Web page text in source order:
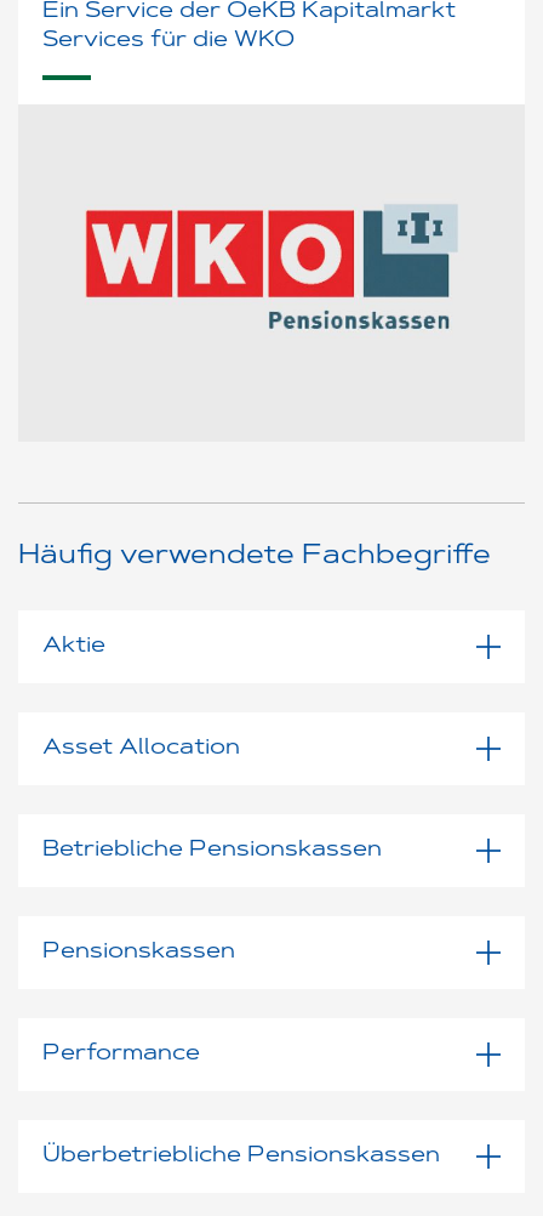
Ein Service der OeKB Kapitalmarkt
Services für die WKO
Häufig verwendete Fachbegriffe
Aktie
Asset Allocation
Betriebliche Pensionskassen
Pensionskassen
Performance
Überbetriebliche Pensionskassen